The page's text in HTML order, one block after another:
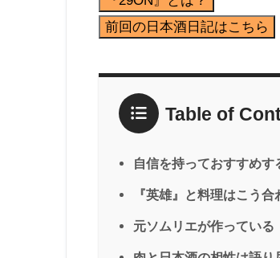
前回の日本酒日記はこちら
Table of
自信を持っておすすめす
『英雄』と料理はこう合
元ソムリエが作っている